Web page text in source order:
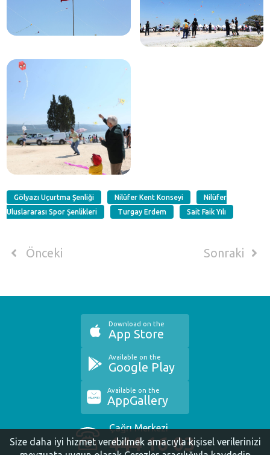
Gölyazı Uçurtma Şenliği Nilüfer Kent Konseyi
Nilüfer
Uluslararası Spor Şenlikleri
Turgay Erdem Sait Faik Yılı
Önceki Sonraki
Çağrı Merkezi
444 16 03
Download on the
App Store
Available on the
Google Play
Available on the
AppGallery
Size daha iyi hizmet verebilmek amacıyla kişisel verilerinizi